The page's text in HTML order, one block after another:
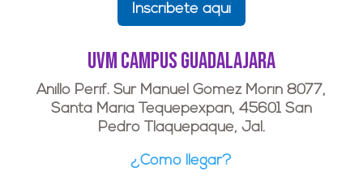
Inscríbete aquí
UVM Campus Guadalajara
Anillo Perif. Sur Manuel Gómez Morín 8077,
Santa María Tequepexpan, 45601 San
Pedro Tlaquepaque, Jal.
¿Cómo llegar?